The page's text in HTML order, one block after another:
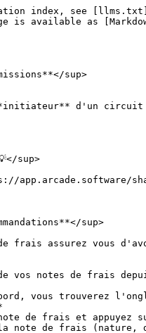
index, see
is available as
sup>
d'un circuit
sup>
app.arcade.software/
sup>
frais assurez vous
vos notes de frais
vous trouverez
de frais et appuyez
note de frais (nature,